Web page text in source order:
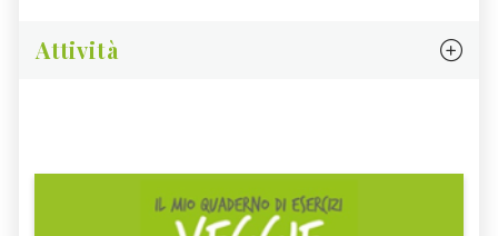
Attività